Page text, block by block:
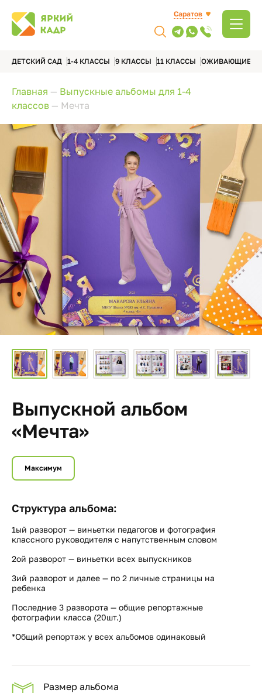
Саратов
ДЕТСКИЙ САД 1-4 КЛАССЫ 9 КЛАССЫ 11 КЛАССЫ ОЖИВАЮЩИЕ
Главная — Выпускные альбомы для 1-4
классов — Мечта
Выпускной альбом
«Мечта»
Максимум
Структура альбома:
1ый разворот — виньетки педагогов и фотография
классного руководителя с напутственным словом
2ой разворот — виньетки всех выпускников
3ий разворот и далее — по 2 личные страницы на
ребенка
Последние 3 разворота — общие репортажные
фотографии класса (20шт.)
*Общий репортаж у всех альбомов одинаковый
Размер альбома